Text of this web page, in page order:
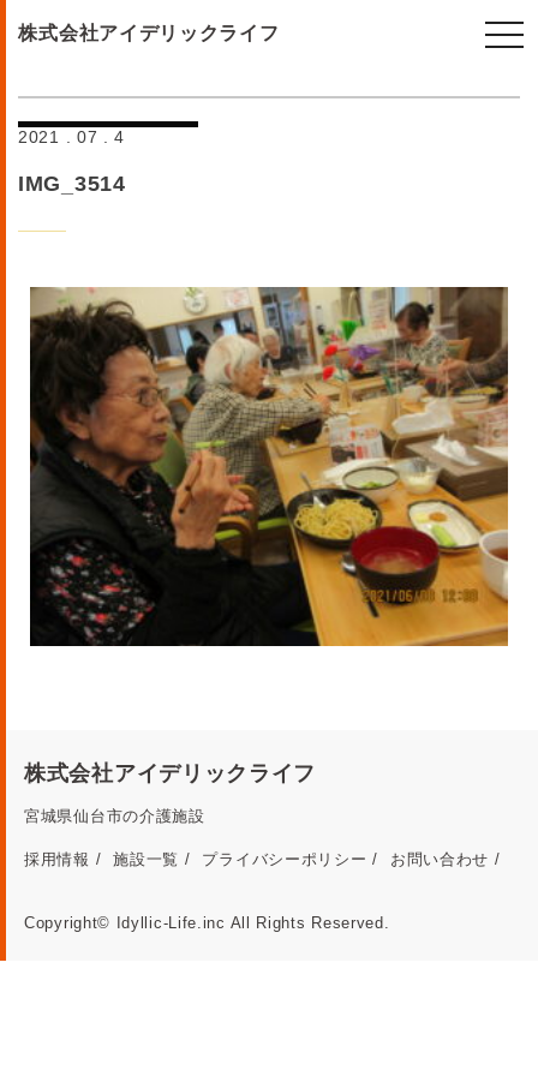
株式会社アイデリックライフ
2021 . 07 . 4
IMG_3514
株式会社アイデリックライフ
宮城県仙台市の介護施設
採用情報 施設一覧 プライバシーポリシー お問い合わせ
Copyright© Idyllic-Life.inc All Rights Reserved.